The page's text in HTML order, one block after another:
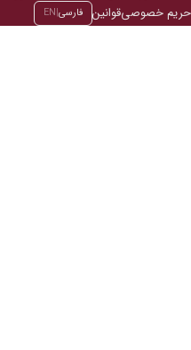
حریم خصوصیقوانین فارسی|
EN